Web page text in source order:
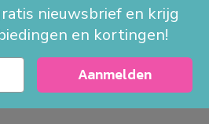
nieuwsbrief en krijg
en kortingen!
Aanmelden